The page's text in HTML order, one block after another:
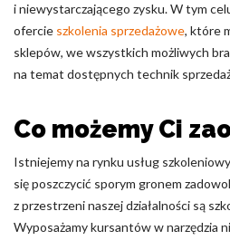
i niewystarczającego zysku. W tym
ofercie szkolenia sprzedażowe, które
sklepów, we wszystkich możliwych
na temat dostępnych technik
Co możemy Ci
Istniejemy na rynku usług
się poszczycić sporym gronem
z przestrzeni naszej działalności są
Wyposażamy kursantów w narzędzia
Statystyczne pliki cookie pomagają
internetowych zrozumieć, w jaki
zachowują się na stronie, gromadząc
informacje.
Marketing
Marketingowe pliki cookie
użytkowników na stronach
wyświetlanie reklam, które są
poszczególnych użytkowników i tym
wydawców i reklamodawców strony